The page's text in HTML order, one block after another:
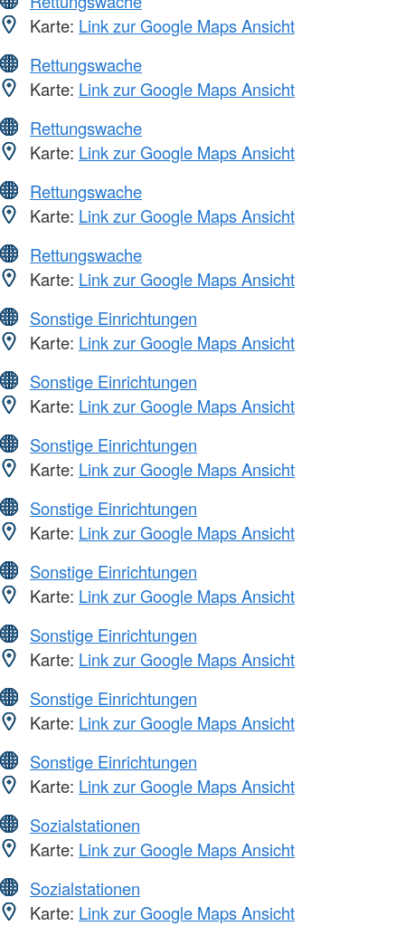
Karte: Link zur Google Maps Ansicht
Rettungswache
Karte: Link zur Google Maps Ansicht
Rettungswache
Karte: Link zur Google Maps Ansicht
Rettungswache
Karte: Link zur Google Maps Ansicht
Rettungswache
Karte: Link zur Google Maps Ansicht
Sonstige Einrichtungen
Karte: Link zur Google Maps Ansicht
Sonstige Einrichtungen
Karte: Link zur Google Maps Ansicht
Sonstige Einrichtungen
Karte: Link zur Google Maps Ansicht
Sonstige Einrichtungen
Karte: Link zur Google Maps Ansicht
Sonstige Einrichtungen
Karte: Link zur Google Maps Ansicht
Sonstige Einrichtungen
Karte: Link zur Google Maps Ansicht
Sonstige Einrichtungen
Karte: Link zur Google Maps Ansicht
Sonstige Einrichtungen
Karte: Link zur Google Maps Ansicht
Sozialstationen
Karte: Link zur Google Maps Ansicht
Sozialstationen
Karte: Link zur Google Maps Ansicht